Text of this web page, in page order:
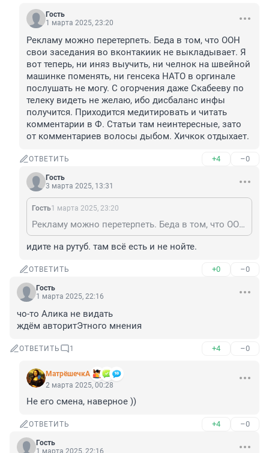
Гость
1 марта 2025, 23:20
Рекламу можно перетерпеть. Беда в том, что ООН
свои заседания во вконтакиик не выкладывает. Я
вот теперь, ни иняз выучить, ни челнок на швейной
машинке поменять, ни генсека НАТО в оргинале
послушать не могу. С огорчения даже Скабееву по
телеку видеть не желаю, ибо дисбаланс инфы
получится. Приходится медитировать и читать
комментарии в Ф. Статьи там неинтересные, зато
от комментариев волосы дыбом. Хичкок отдыхает.
ОТВЕТИТЬ +4 –0
Гость
3 марта 2025, 13:31
Гость1 марта 2025, 23:20
Рекламу можно перетерпеть. Беда в том, что ООН свои заседания во вконтакиик не выкладывает. Я вот теперь, ни иняз выучить, ни челнок на швейной машинке поменять, ни генсека НАТО в оргинале послушать не могу. С огорчения даже Скабееву по телеку видеть не желаю, ибо дисбаланс инфы получится. Приходится медитировать и читать комментарии в Ф. Статьи там неинтересные, зато от комментариев волосы дыбом. Хичкок отдыхает.
идите на рутуб. там всё есть и не нойте.
ОТВЕТИТЬ +0 –0
Гость
1 марта 2025, 22:16
чо-то Алика не видать
ждём авторитЭтного мнения
ОТВЕТИТЬ 1 +4 –0
МатрёшечкА
2 марта 2025, 00:28
Не его смена, наверное ))
ОТВЕТИТЬ +4 –0
Гость
1 марта 2025, 22:16